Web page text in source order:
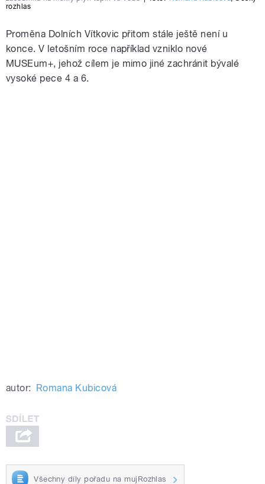
rozhlas
Proměna Dolních Vítkovic přitom stále ještě není u
konce. V letošním roce například vzniklo nové
MUSEum+, jehož cílem je mimo jiné zachránit bývalé
vysoké pece 4 a 6.
autor: Romana Kubicová
Všechny díly pořadu na mujRozhlas